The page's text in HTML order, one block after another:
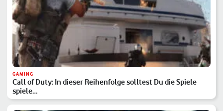
GAMING
Call of Duty: In dieser Reihenfolge solltest Du die Spiele
spiele…